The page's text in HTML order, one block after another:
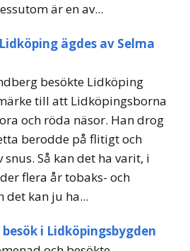
är en av...
ägdes av Selma
besökte Lidköping
till att Lidköpingsborna
och röda näsor. Han drog
berodde på flitigt och
Så kan det ha varit, i
flera år tobaks- och
det kan ju ha...
i Lidköpingsbygden